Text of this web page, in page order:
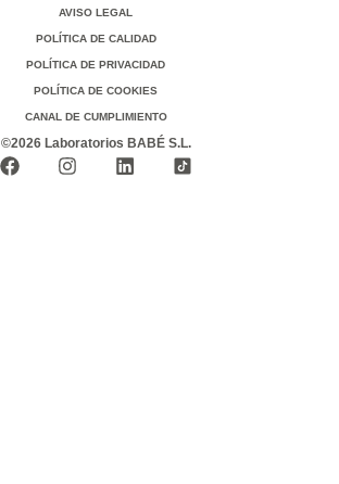
AVISO LEGAL
POLÍTICA DE CALIDAD
POLÍTICA DE PRIVACIDAD
POLÍTICA DE COOKIES
CANAL DE CUMPLIMIENTO
©2026 Laboratorios BABÉ S.L.